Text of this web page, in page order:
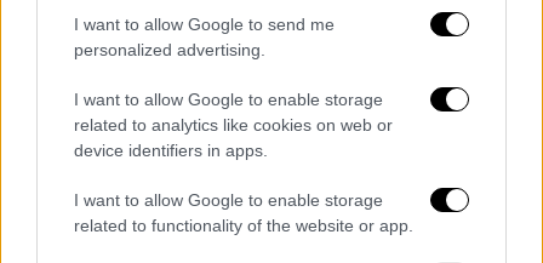
I want to allow Google to send me
personalized advertising.
I want to allow Google to enable storage
related to analytics like cookies on web or
device identifiers in apps.
I want to allow Google to enable storage
related to functionality of the website or app.
συντρέχει παράλληλη ασφάλιση.
Στις περιπτώσεις αυτές διακρίνεται η πιο
κάτω κατηγοριοποίηση:
1. Μοναδική Μη μισθωτή δραστηριότητα -
Μισθωτή απασχόληση